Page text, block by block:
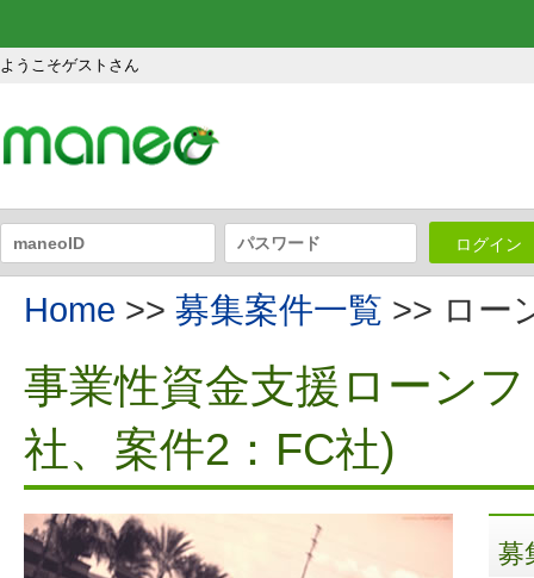
ようこそゲストさん
ログイン
Home >> 募集案件一覧 >> ロー
事業性資金支援ローン
社、案件2：FC社)
募